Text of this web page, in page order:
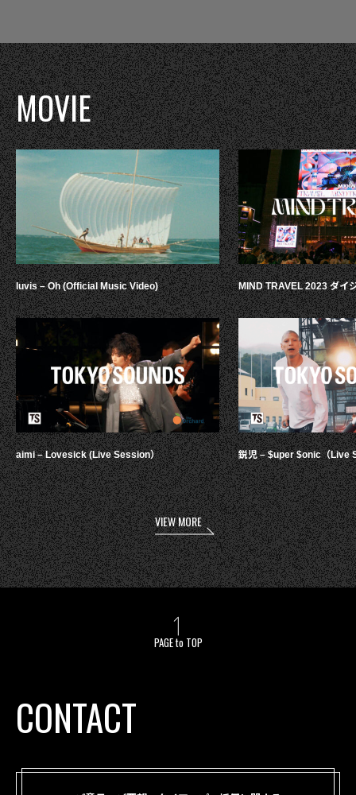
MOVIE
luvis – Oh (Official Music Video)
aimi – Lovesick (Live Session）
MIND TRAVEL 2023 ダイ
鋭児 – $uper $onic（Live
VIEW MORE
PAGE to TOP
CONTACT